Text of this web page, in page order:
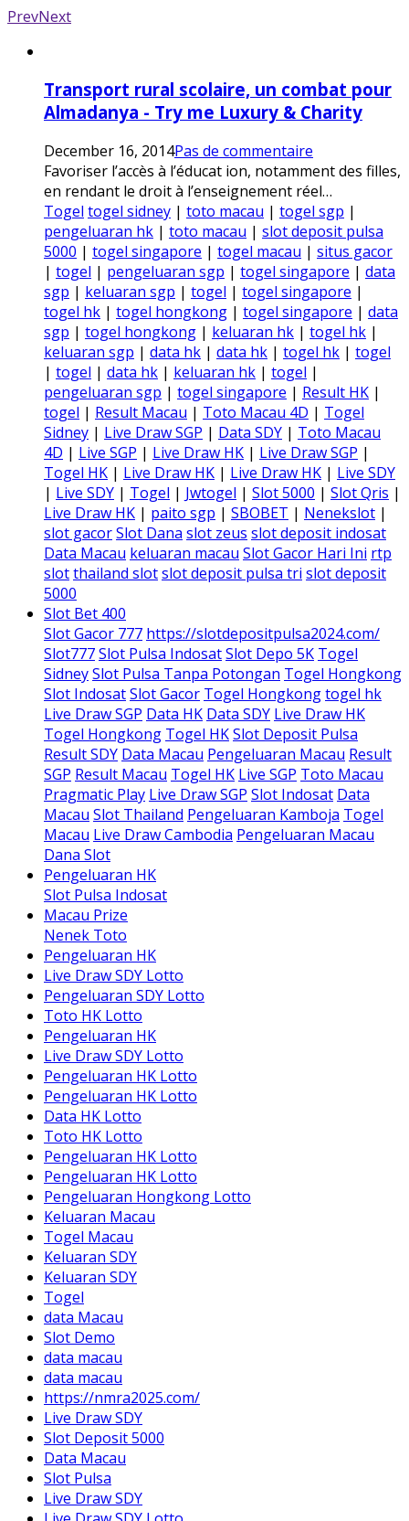
PrevNext
Transport rural scolaire, un combat pour
Almadanya - Try me Luxury & Charity
December 16, 2014Pas de commentaire
Favoriser l’accès à l’éducat ion, notamment des filles,
en rendant le droit à l’enseignement réel…
Togel togel sidney | toto macau | togel sgp |
pengeluaran hk | toto macau | slot deposit pulsa
5000 | togel singapore | togel macau | situs gacor
| togel | pengeluaran sgp | togel singapore | data
sgp | keluaran sgp | togel | togel singapore |
togel hk | togel hongkong | togel singapore | data
sgp | togel hongkong | keluaran hk | togel hk |
keluaran sgp | data hk | data hk | togel hk | togel
| togel | data hk | keluaran hk | togel |
pengeluaran sgp | togel singapore | Result HK |
togel | Result Macau | Toto Macau 4D | Togel
Sidney | Live Draw SGP | Data SDY | Toto Macau
4D | Live SGP | Live Draw HK | Live Draw SGP |
Togel HK | Live Draw HK | Live Draw HK | Live SDY
| Live SDY | Togel | Jwtogel | Slot 5000 | Slot Qris |
Live Draw HK | paito sgp | SBOBET | Nenekslot |
slot gacorSlot Dana slot zeus slot deposit indosat
Data Macau keluaran macau Slot Gacor Hari Ini rtp
slotthailand slotslot deposit pulsa tri slot deposit
5000
Slot Bet 400
Slot Gacor 777 https://slotdepositpulsa2024.com/
Slot777Slot Pulsa IndosatSlot Depo 5K Togel
SidneySlot Pulsa Tanpa Potongan Togel Hongkong
Slot IndosatSlot Gacor Togel Hongkongtogel hk
Live Draw SGP Data HK Data SDY Live Draw HK
Togel Hongkong Togel HKSlot Deposit Pulsa
Result SDY Data Macau Pengeluaran Macau Result
SGP Result Macau Togel HK Live SGP Toto Macau
Pragmatic Play Live Draw SGP Slot Indosat Data
Macau Slot Thailand Pengeluaran Kamboja Togel
Macau Live Draw Cambodia Pengeluaran Macau
Dana Slot
Pengeluaran HK
Slot Pulsa Indosat
Macau Prize
Nenek Toto
Pengeluaran HK
Live Draw SDY Lotto
Pengeluaran SDY Lotto
Toto HK Lotto
Pengeluaran HK
Live Draw SDY Lotto
Pengeluaran HK Lotto
Pengeluaran HK Lotto
Data HK Lotto
Toto HK Lotto
Pengeluaran HK Lotto
Pengeluaran HK Lotto
Pengeluaran Hongkong Lotto
Keluaran Macau
Togel Macau
Keluaran SDY
Keluaran SDY
Togel
data Macau
Slot Demo
data macau
data macau
https://nmra2025.com/
Live Draw SDY
Slot Deposit 5000
Data Macau
Slot Pulsa
Live Draw SDY